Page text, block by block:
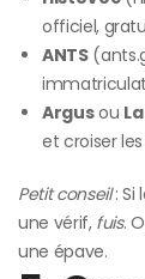
officiel,
ANTS
Argusou
et croiser
Petit conseil: Si
une vérif, fuis.
une épave.